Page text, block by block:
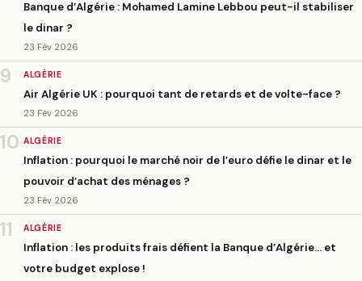
Banque d’Algérie : Mohamed Lamine Lebbou peut-il stabiliser
le dinar ?
23 Fév 2026
9 ALGÉRIE
Air Algérie UK : pourquoi tant de retards et de volte-face ?
23 Fév 2026
10 ALGÉRIE
Inflation : pourquoi le marché noir de l’euro défie le dinar et le
pouvoir d’achat des ménages ?
23 Fév 2026
11 ALGÉRIE
Inflation : les produits frais défient la Banque d’Algérie… et
votre budget explose !